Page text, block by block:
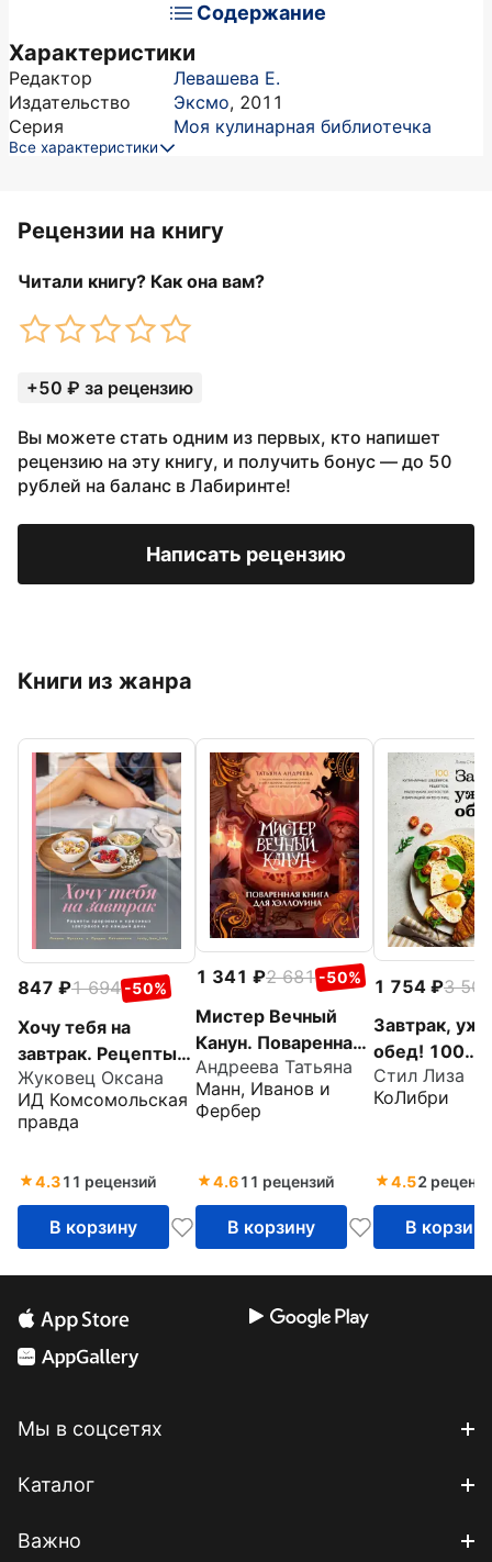
Содержание
Характеристики
Редактор
Левашева Е.
Издательство
Эксмо, 2011
Серия
Моя кулинарная библиотечка
Все характеристики
Рецензии на книгу
Читали книгу? Как она вам?
+50 ₽ за рецензию
Вы можете стать одним из первых, кто напишет
рецензию на эту книгу, и получить бонус — до 50
рублей на баланс в Лабиринте!
Написать рецензию
Книги из жанра
847 1 694 -50%
Хочу тебя на
завтрак. Рецепты
красивых и
здоровых
завтраков на
Жуковец Оксана
ИД Комсомольская
правда
4.311 рецензий
В корзину
1 341 2 681 -50%
Мистер Вечный
Канун. Поваренная
книга для
Хэллоуина
Андреева Татьяна
Манн, Иванов и
Фербер
4.611 рецензий
В корзину
1 754
3 507
Завтрак,
обед! 100
кулинарных
шедевров,
хитростей и
вариаций
Стил Лиза
КоЛибри
4.52
В корзину
Мы в соцсетях
Каталог
Важно